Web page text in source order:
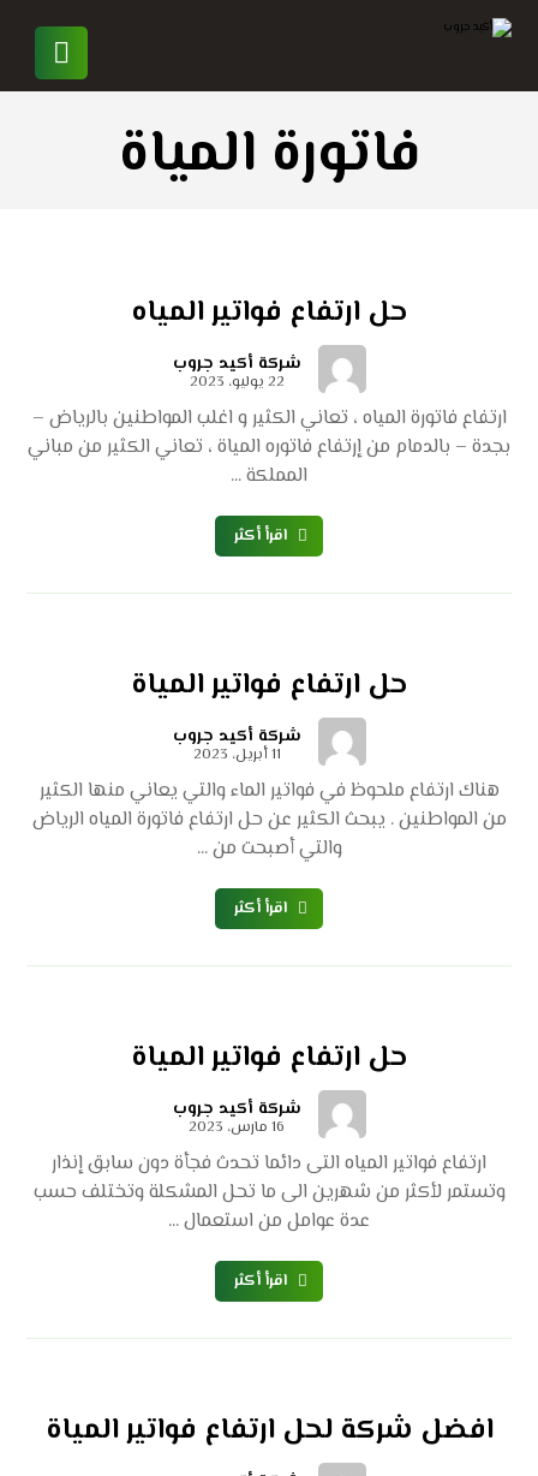
فاتورة المياة
حل ارتفاع فواتير المياه
شركة أكيد جروب
22 يوليو، 2023
ارتفاع فاتورة المياه ، تعاني الكثير و اغلب المواطنين بالرياض –
بجدة – بالدمام من إرتفاع فاتوره المياة ، تعاني الكثير من مباني
المملكة ...
اقرأ أكثر
حل ارتفاع فواتير المياة
شركة أكيد جروب
11 أبريل، 2023
هناك ارتفاع ملحوظ في فواتير الماء والتي يعاني منها الكثير
من المواطنين . يبحث الكثير عن حل ارتفاع فاتورة المياه الرياض
والتي أصبحت من ...
اقرأ أكثر
حل ارتفاع فواتير المياة
شركة أكيد جروب
16 مارس، 2023
ارتفاع فواتير المياه التى دائما تحدث فجأة دون سابق إنذار
وتستمر لأكثر من شهرين الى ما تحل المشكلة وتختلف حسب
عدة عوامل من استعمال ...
اقرأ أكثر
افضل شركة لحل ارتفاع فواتير المياة